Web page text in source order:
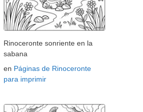
Rinoceronte sonriente en la
sabana
en Páginas de Rinoceronte
para imprimir